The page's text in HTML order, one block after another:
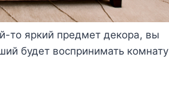
то яркий предмет декора, вы
будет воспринимать комнату